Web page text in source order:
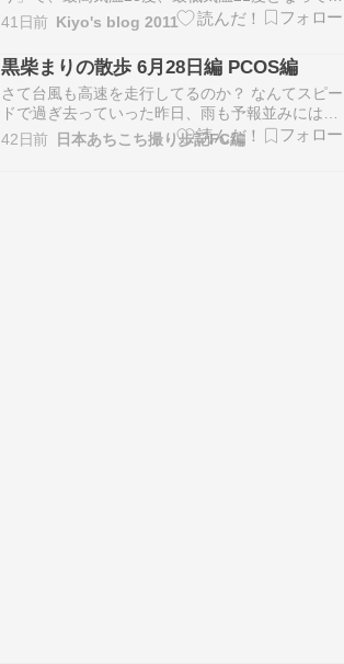
ます。東京の朝、雨模様の空です。今日は、雨か
ら曇りとなる予報です。そんな2026年6月28日で
す。今日の東京の天候は、日中の気温23度とな
り、朝晩は気温21度と、雨模様の涼しい日になる
よ…
41日前 Kiyo's blog 2011
黒柴まりの散歩 6月28日編 PCOS編
さて台風も高速を走行してるのか？ なんてスピー
ドで過ぎ去っていった昨日、雨も予報並みには降
りませんでした。 まあそれは我が町のことで、他
所では酷かったようで・・・・ 例年に比べると台
42日前 日本あちこち撮り歩記FC編